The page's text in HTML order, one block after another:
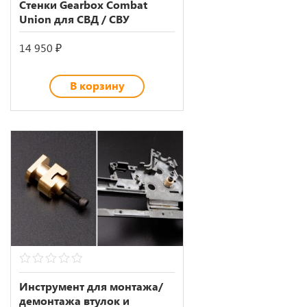
of
5
Стенки Gearbox Combat
Union для СВД / СВУ
14 950 ₽
В корзину
0
out
of
5
Инструмент для монтажа/
демонтажа втулок и